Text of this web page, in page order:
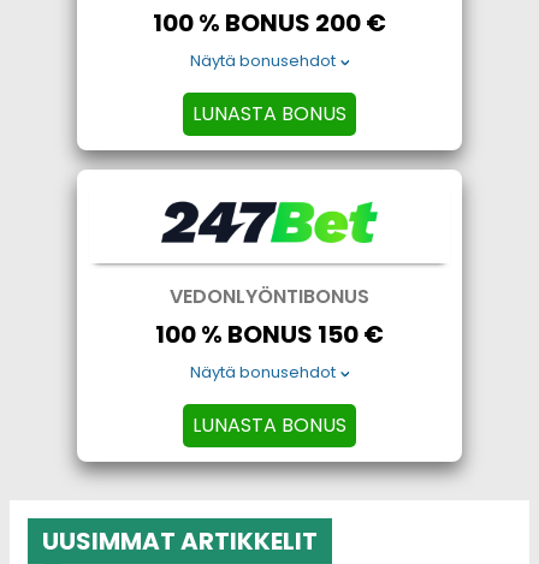
100 % BONUS 200 €
Näytä bonusehdot
LUNASTA BONUS
VEDONLYÖNTIBONUS
100 % BONUS 150 €
Näytä bonusehdot
LUNASTA BONUS
UUSIMMAT ARTIKKELIT